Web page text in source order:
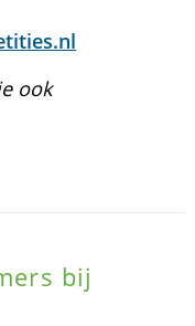
ook
bij